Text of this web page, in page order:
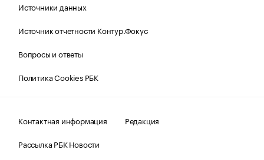
Источники данных
Источник отчетности Контур.Фокус
Вопросы и ответы
Политика Cookies РБК
Контактная информация
Редакция
Рассылка РБК Новости